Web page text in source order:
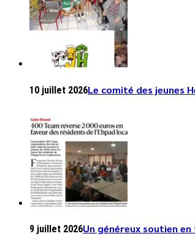
10 juillet 2026Le comité des jeunes
9 juillet 2026Un généreux soutien